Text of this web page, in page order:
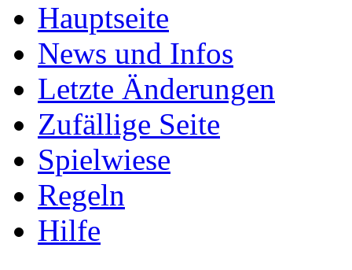
Hauptseite
News und Infos
Letzte Änderungen
Zufällige Seite
Spielwiese
Regeln
Hilfe